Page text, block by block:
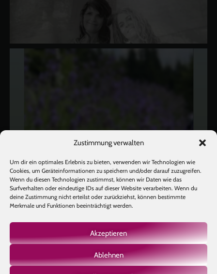
Zustimmung verwalten
Um dir ein optimales Erlebnis zu bieten, verwenden wir Technologien wie
Cookies, um Geräteinformationen zu speichern und/oder darauf zuzugreifen.
Wenn du diesen Technologien zustimmst, können wir Daten wie das
Surfverhalten oder eindeutige IDs auf dieser Website verarbeiten. Wenn du
deine Zustimmung nicht erteilst oder zurückziehst, können bestimmte
Merkmale und Funktionen beeinträchtigt werden.
Akzeptieren
Ablehnen
Mehr laden Auf Instagram folgen